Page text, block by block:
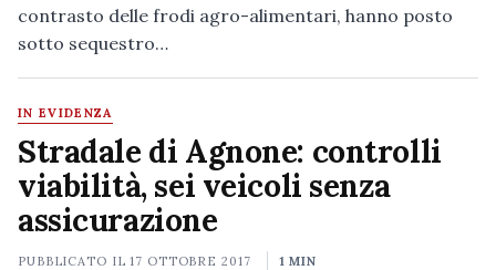
contrasto delle frodi agro-alimentari, hanno posto
sotto sequestro…
IN EVIDENZA
Stradale di Agnone: controlli
viabilità, sei veicoli senza
assicurazione
PUBBLICATO IL17 OTTOBRE 2017 1 MIN